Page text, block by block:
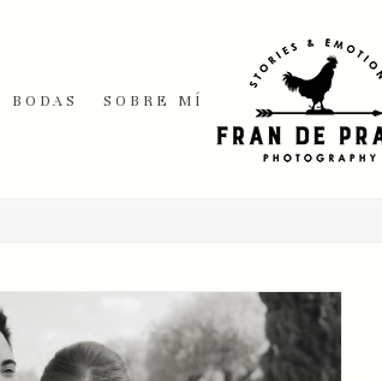
BODAS SOBRE MÍ